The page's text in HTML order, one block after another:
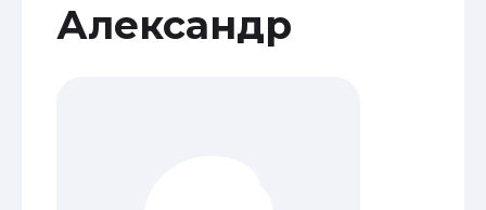
Александр